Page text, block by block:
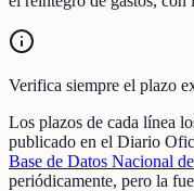
Verifica siempre el plazo
Los plazos de cada línea
publicado en el Diario
Base de Datos Nacional
periódicamente, pero la